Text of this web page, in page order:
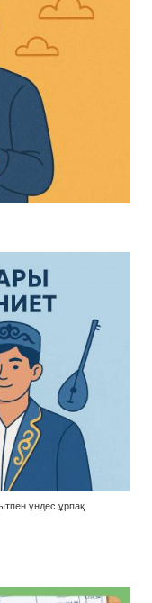
үндес ұрпақ